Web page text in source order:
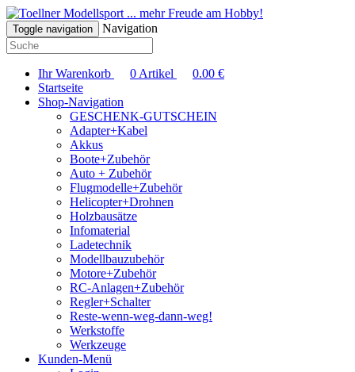
... mehr Freude am Hobby!
Toggle navigation Navigation
Ihr Warenkorb 0 Artikel 0.00 €
Startseite
Shop-Navigation
GESCHENK-GUTSCHEIN
Adapter+Kabel
Akkus
Boote+Zubehör
Auto + Zubehör
Flugmodelle+Zubehör
Helicopter+Drohnen
Holzbausätze
Infomaterial
Ladetechnik
Modellbauzubehör
Motore+Zubehör
RC-Anlagen+Zubehör
Regler+Schalter
Reste-wenn-weg-dann-weg!
Werkstoffe
Werkzeuge
Kunden-Menü